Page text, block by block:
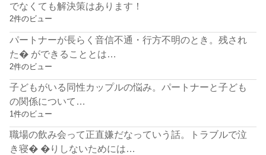
でなくても解決策はあります！
2件のビュー
パートナーが長らく音信不通・行方不明のとき。残され
た� ができることとは…
2件のビュー
子どもがいる同性カップルの悩み。パートナーと子ども
の関係について…
1件のビュー
職場の飲み会って正直嫌だなっていう話。トラブルで泣
き寝� �りしないためには…